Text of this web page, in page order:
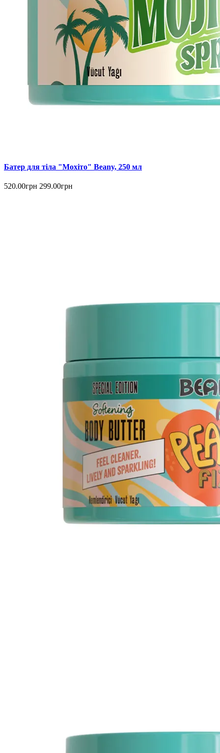
Батер для тіла "Мохіто" Beany, 250 мл
520.00грн 299.00грн